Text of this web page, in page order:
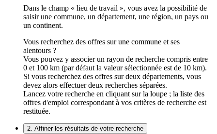
Dans le champ « lieu de travail », vous avez la possibilité de
saisir une commune, un département, une région, un pays ou
un continent.
Vous recherchez des offres sur une commune et ses
alentours ?
Vous pouvez y associer un rayon de recherche compris entre
0 et 100 km (par défaut la valeur sélectionnée est de 10 km).
Si vous recherchez des offres sur deux départements, vous
devez alors effectuer deux recherches séparées.
Lancez votre recherche en cliquant sur la loupe ; la liste des
offres d'emploi correspondant à vos critères de recherche est
restituée.
2. Affiner les résultats de votre recherche